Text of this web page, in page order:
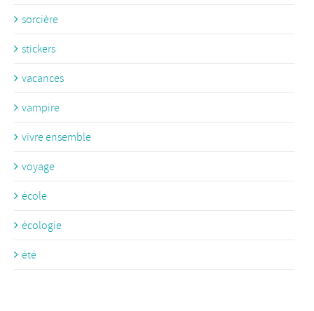
sorcière
stickers
vacances
vampire
vivre ensemble
voyage
école
écologie
été